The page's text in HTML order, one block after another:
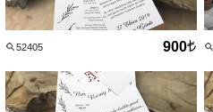
52405 900